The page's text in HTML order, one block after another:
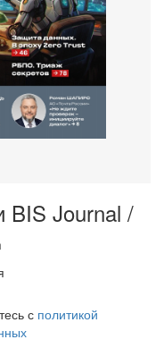
BIS Journal /
с политикой